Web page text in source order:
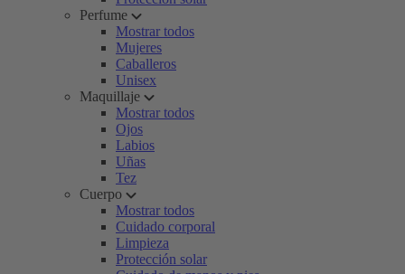
Perfume
Mostrar todos
Mujeres
Caballeros
Unisex
Maquillaje
Mostrar todos
Ojos
Labios
Uñas
Tez
Cuerpo
Mostrar todos
Cuidado corporal
Limpieza
Protección solar